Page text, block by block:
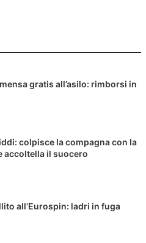
gratis all’asilo: rimborsi in
colpisce la compagna con la
accoltella il suocero
all’Eurospin: ladri in fuga